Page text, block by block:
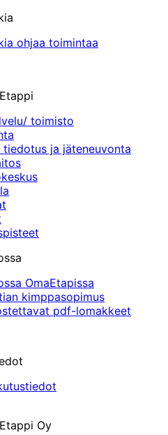
ohjaa toimintaa
toimisto
tiedotus ja jäteneuvonta
OmaEtapissa
kimppasopimus
pdf-lomakkeet
Oy